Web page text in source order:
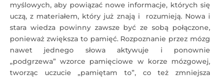
myślowych, aby powiązać nowe informacje, których się
uczą, z materiałem, który już znają i rozumieją. Nowa i
stara wiedza powinny zawsze być ze sobą połączone,
ponieważ zwiększa to pamięć. Rozpoznanie przez mózg
nawet jednego słowa aktywuje i ponownie
„podgrzewa” wzorce pamięciowe w korze mózgowej,
tworząc uczucie „pamiętam to”, co też zmniejsza